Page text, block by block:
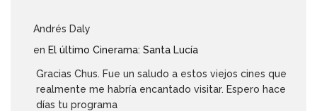
Andrés Daly
en El último Cinerama: Santa Lucía
Gracias Chus. Fue un saludo a estos viejos cines que
realmente me habría encantado visitar. Espero hace
días tu programa